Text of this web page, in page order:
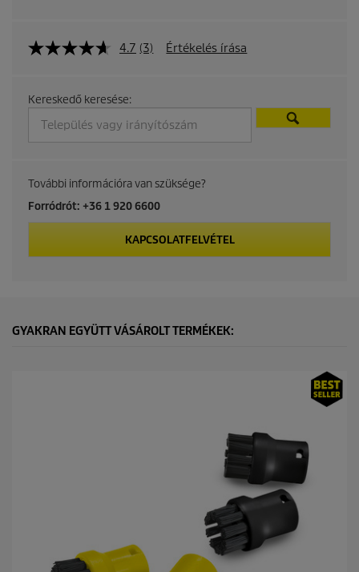
d
c
t
p
r
i
4.7 (3) Értékelés írása
Kereskedő keresése:
További információra van szüksége?
Forródrót: +36 1 920 6600
KAPCSOLATFELVÉTEL
GYAKRAN EGYÜTT VÁSÁROLT TERMÉKEK: